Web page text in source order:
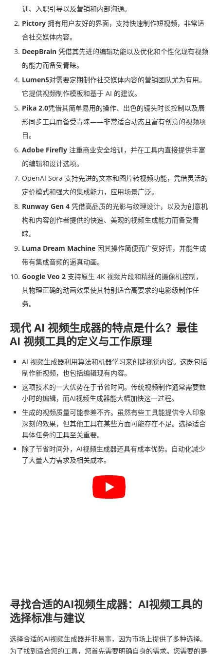
训、入职引导以及营销和内部沟通。
Pictory 拥有用户友好的界面，支持快速制作短视频，非常适
合社交媒体内容。
DeepBrain 凭借其先进的编辑功能以及优化和个性化现有视频
的能力而备受青睐。
Lumen5对需要定期制作社交媒体内容的营销团队尤为有用。
它提供视频制作模板和基于 AI 的建议。
Pika 2.0凭借其简单易用的操作、出色的镜头时长控制以及唇
形同步工具而备受青睐——非常适合动态且富有创意的视频项
目。
Adobe Firefly 注重商业安全培训，并在工具内直接提供丰富
的编辑和设计选项。
OpenAI Sora 支持先进的文本和图片转视频功能，凭借灵活的
定价模式和强大的集成能力，应用场景广泛。
Runway Gen 4 凭借高品质的光影与纹理设计，以及为创意机
构和内容创作者提供的快速、美观的视频生成能力而备受青
睐。
Luma Dream Machine 因其操作简便而广受好评，并能生成
带有集成音频的逼真动画。
Google Veo 2 支持原生 4K 视频片段和精细的摄像机控制，
其物理正确的动画效果使其特别适合高要求的电影级制作任
务。
现代 AI 视频生成器的特点是什么？最佳
AI 视频工具的定义与工作原理
AI 视频生成器利用算法和机器学习来创建视觉内容。这既包括
制作新视频，也包括编辑现有内容。
这项技术的一大优势在于节省时间。传统视频制作通常需要数
小时的编辑，而AI视频生成器能大幅加快这一过程。
生成的视频质量可能参差不齐。虽然有些工具能提供令人印象
深刻的效果，但其他工具在某些方面可能存在不足。选择适合
具体任务的工具至关重要。
除了节省时间外，AI视频生成器还具有成本优势。自动化减少
了大量人力需求及相关成本。
寻找合适的AI视频生成器：AI视频工具的
选择标准与建议
选择合适的AI视频生成器并非易事，因为市场上提供了多种选择。
为了找到适合您的工具，您首先需要明确自身的需求。您需要的是